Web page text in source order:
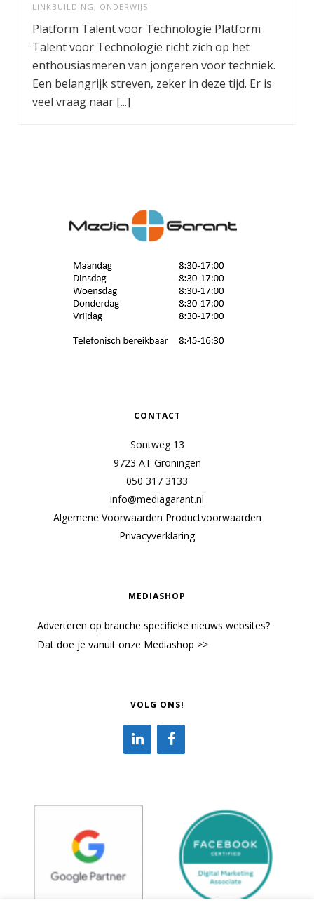
LINKBUILDING , ONDERWIJS
Platform Talent voor Technologie Platform
Talent voor Technologie richt zich op het
enthousiasmeren van jongeren voor techniek.
Een belangrijk streven, zeker in deze tijd. Er is
veel vraag naar [...]
CONTACT
Sontweg 13
9723 AT Groningen
050 317 3133
info@mediagarant.nl
Algemene Voorwaarden Productvoorwaarden
Privacyverklaring
MEDIASHOP
Adverteren op branche specifieke nieuws websites?
Dat doe je vanuit onze Mediashop >>
VOLG ONS!